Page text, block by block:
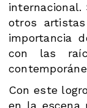
internacional.
otros
importancia
con las
Con este
en la escena